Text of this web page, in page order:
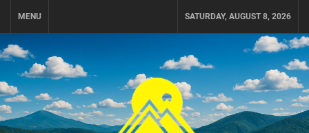
MENU SATURDAY, AUGUST 8, 2026